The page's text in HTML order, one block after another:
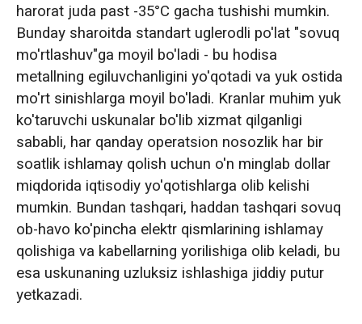
harorat juda past -35°C gacha tushishi mumkin.
Bunday sharoitda standart uglerodli po'lat "sovuq
mo'rtlashuv"ga moyil bo'ladi - bu hodisa
metallning egiluvchanligini yo'qotadi va yuk ostida
mo'rt sinishlarga moyil bo'ladi. Kranlar muhim yuk
ko'taruvchi uskunalar bo'lib xizmat qilganligi
sababli, har qanday operatsion nosozlik har bir
soatlik ishlamay qolish uchun o'n minglab dollar
miqdorida iqtisodiy yo'qotishlarga olib kelishi
mumkin. Bundan tashqari, haddan tashqari sovuq
ob-havo ko'pincha elektr qismlarining ishlamay
qolishiga va kabellarning yorilishiga olib keladi, bu
esa uskunaning uzluksiz ishlashiga jiddiy putur
yetkazadi.